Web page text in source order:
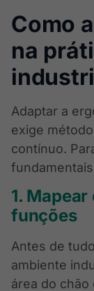
Como
na
Adaptar a
exige
contínuo.
1.
funções
Antes de
ambiente
área do